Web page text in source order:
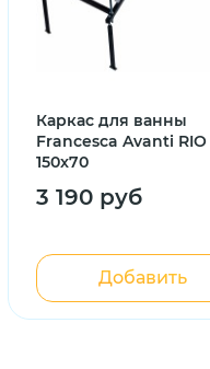
Каркас для ванны
Francesca Avanti RIO
150x70
3 190 руб
Добавить